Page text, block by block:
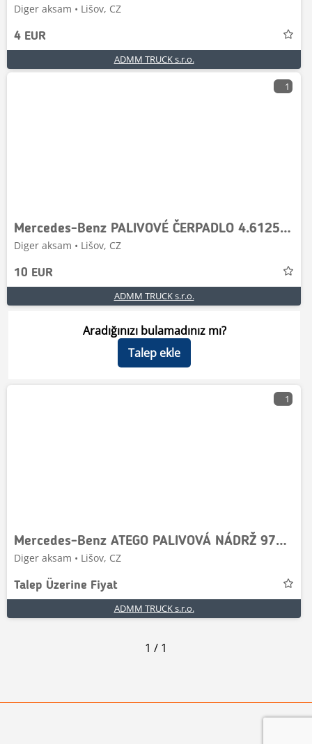
Diger aksam • Lišov, CZ
4 EUR
ADMM TRUCK s.r.o.
1
Mercedes-Benz PALIVOVÉ ČERPADLO 4.61251, 000 090 60 50, A0000906
Diger aksam • Lišov, CZ
10 EUR
ADMM TRUCK s.r.o.
Aradığınızı bulamadınız mı?
Talep ekle
1
Mercedes-Benz ATEGO PALIVOVÁ NÁDRŽ 970 471 00 01, A9704710001, A
Diger aksam • Lišov, CZ
Talep Üzerine Fiyat
ADMM TRUCK s.r.o.
1 / 1